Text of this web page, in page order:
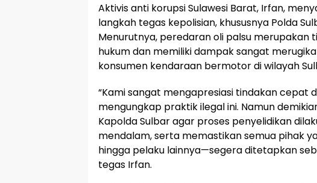
Aktivis anti korupsi Sulawesi Barat, Irfan,
langkah tegas kepolisian, khususnya Polda
Menurutnya, peredaran oli palsu merupakan
hukum dan memiliki dampak sangat
konsumen kendaraan bermotor di wilayah
“Kami sangat mengapresiasi tindakan cepat
mengungkap praktik ilegal ini. Namun
Kapolda Sulbar agar proses penyelidikan
mendalam, serta memastikan semua pihak
hingga pelaku lainnya—segera ditetapkan
tegas Irfan.